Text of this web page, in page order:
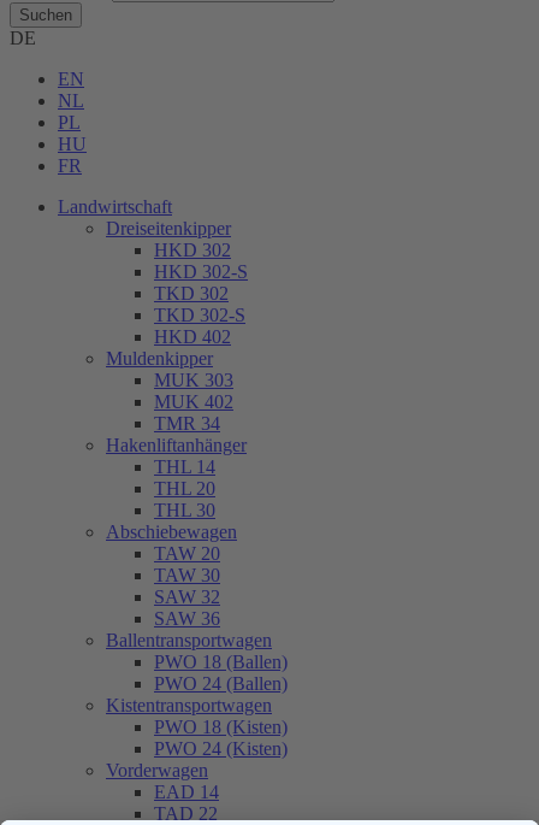
Suchen
DE
EN
NL
PL
HU
FR
Landwirtschaft
Dreiseitenkipper
HKD 302
HKD 302-S
TKD 302
TKD 302-S
HKD 402
Muldenkipper
MUK 303
MUK 402
TMR 34
Hakenliftanhänger
THL 14
THL 20
THL 30
Abschiebewagen
TAW 20
TAW 30
SAW 32
SAW 36
Ballentransportwagen
PWO 18 (Ballen)
PWO 24 (Ballen)
Kistentransportwagen
PWO 18 (Kisten)
PWO 24 (Kisten)
Vorderwagen
EAD 14
TAD 22